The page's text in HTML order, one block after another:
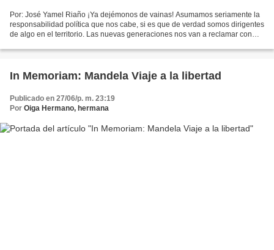
Por: José Yamel Riaño ¡Ya dejémonos de vainas! Asumamos seriamente la
responsabilidad política que nos cabe, si es que de verdad somos dirigentes
de algo en el territorio. Las nuevas generaciones nos van a reclamar con
In Memoriam: Mandela Viaje a la libertad
Publicado en 27/06/p. m. 23:19
Por Oiga Hermano, hermana